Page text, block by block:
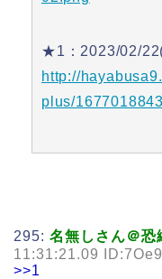
★1：2023/02/
http://
plus/
295: 名無しさん＠恐
11:31:21.09
>>1